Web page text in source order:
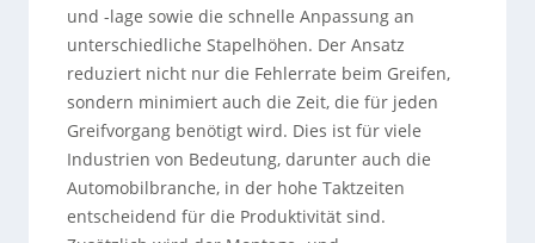
und -lage sowie die schnelle Anpassung an
unterschiedliche Stapelhöhen. Der Ansatz
reduziert nicht nur die Fehlerrate beim Greifen,
sondern minimiert auch die Zeit, die für jeden
Greifvorgang benötigt wird. Dies ist für viele
Industrien von Bedeutung, darunter auch die
Automobilbranche, in der hohe Taktzeiten
entscheidend für die Produktivität sind.